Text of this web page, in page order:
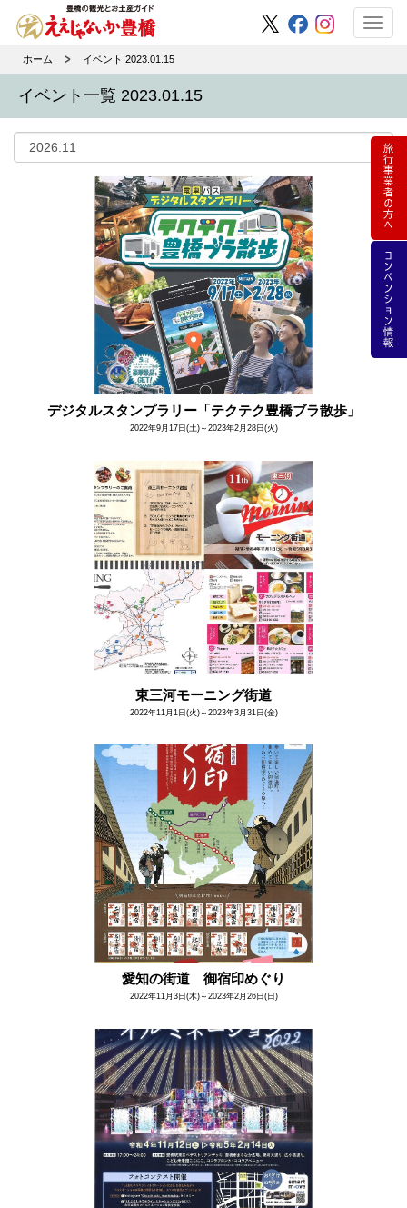
ホーム イベント 2023.01.15
イベント一覧 2023.01.15
デジタルスタンプラリー「テクテク豊橋ブラ散歩」
2022年9月17日(土)～2023年2月28日(火)
東三河モーニング街道
2022年11月1日(火)～2023年3月31日(金)
愛知の街道 御宿印めぐり
2022年11月3日(木)～2023年2月26日(日)